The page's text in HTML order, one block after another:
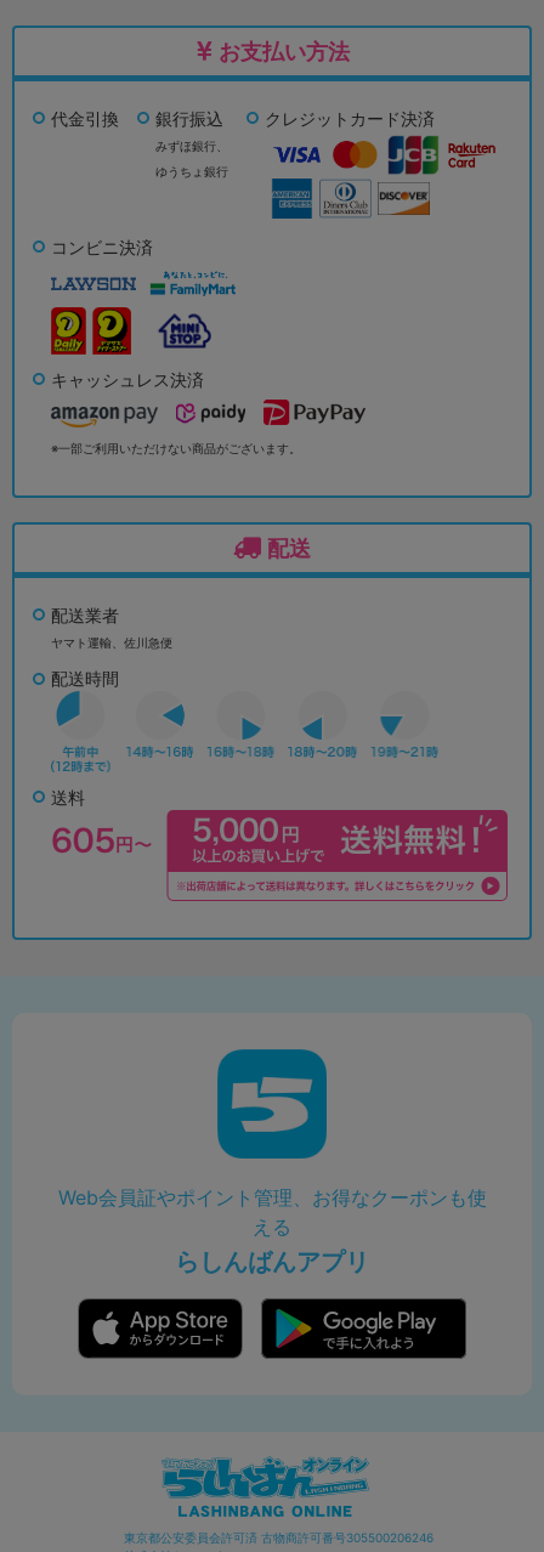
お支払い方法
代金引換 銀行振込
みずほ銀行、
ゆうちょ銀行
クレジットカード決済
コンビニ決済
キャッシュレス決済
※一部ご利用いただけない商品がございます。
配送
配送業者
ヤマト運輸、佐川急便
配送時間
送料
Web会員証やポイント管理、お得なクーポンも使
える
らしんばんアプリ
東京都公安委員会許可済 古物商許可番号305500206246